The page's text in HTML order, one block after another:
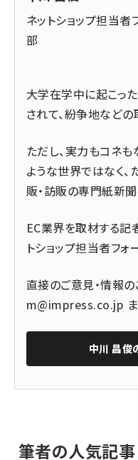
ネットショップ担当者
部
大学在学中に起こっ
されて、紛争地などの
ただし、実力もコネも
ような世界ではなく
販・訪販の専門紙新
EC業界を取材する記
トショップ担当者フォ
直接のご意見・情報
m@impress.co.jp
中川 昌俊
筆者の人気記事